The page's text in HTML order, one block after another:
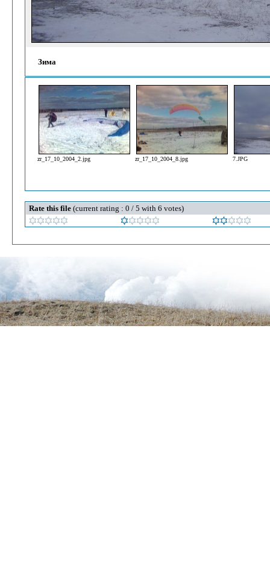
Зима
zr_17_10_2004_2.jpg zr_17_10_2004_8.jpg 7.JPG
Rate this file (current rating : 0 / 5 with 6 votes)